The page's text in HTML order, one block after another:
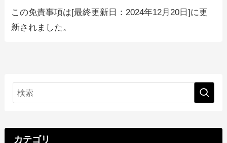
この免責事項は[最終更新日：2024年12月20日]に更
新されました。
カテゴリ